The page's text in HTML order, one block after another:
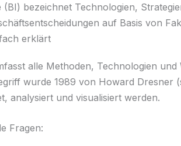
(BI) bezeichnet Technologien,
auf Basis von
erklärt
alle Methoden, Technologien
wurde 1989 von Howard Dresner
analysiert und visualisiert werden.
Fragen: